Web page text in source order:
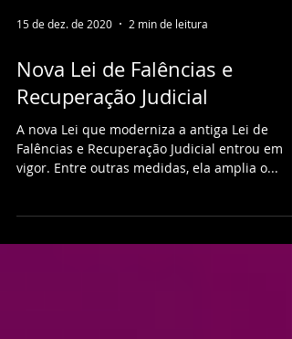
15 de dez. de 2020 2 min de leitura
Nova Lei de Falências e
Recuperação Judicial
A nova Lei que moderniza a antiga Lei de
vigor. Entre outras medidas, ela amplia o...